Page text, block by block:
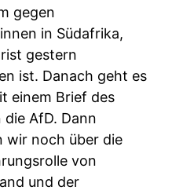
gegen
in Südafrika,
gestern
ist. Danach geht es
einem Brief des
die AfD. Dann
wir noch über die
von
und der